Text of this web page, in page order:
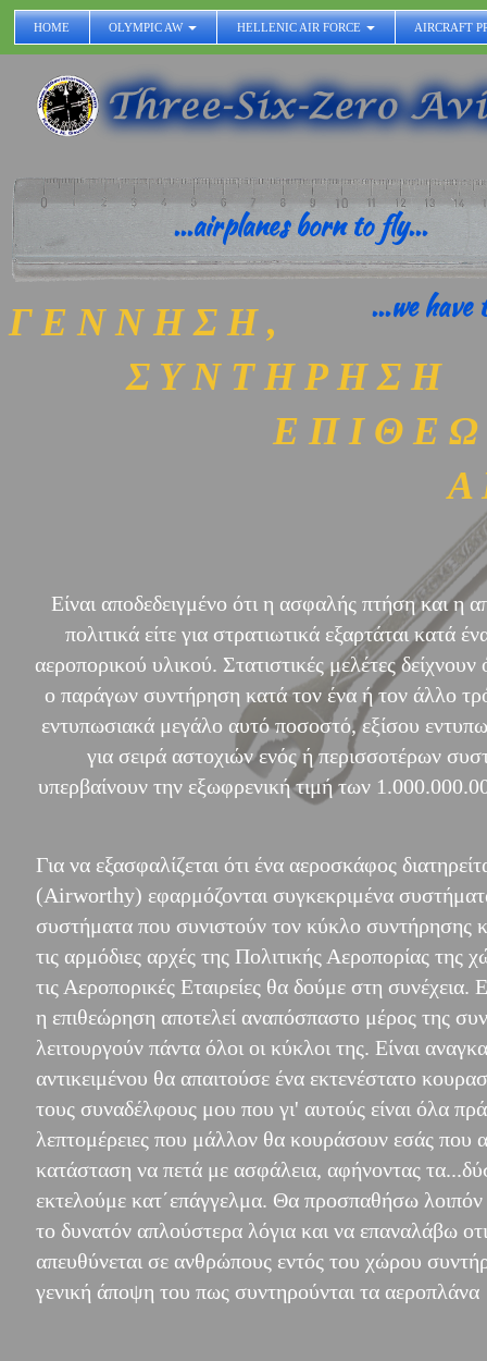
HOME OLYMPIC AW HELLENIC AIR FORCE AIRCRAFT
Γ Ε Ν Ν Η Σ Η ,
Σ Υ Ν Τ Η Ρ Η Σ Η
Ε Π Ι Θ Ε Ω Ρ
Α Ε Ρ Ο Σ
...airplanes born to fly...
...we
Είναι αποδεδειγμένο ότι η ασφαλής πτήση και η
πολιτικά είτε για στρατιωτικά εξαρτάται
αεροπορικού υλικού. Στατιστικές μελέτες
ο παράγων συντήρηση κατά τον ένα ή τον άλλο
εντυπωσιακά μεγάλο αυτό ποσοστό, εξίσου
για σειρά αστοχιών ενός ή περισσοτέρων
υπερβαίνουν την εξωφρενική τιμή των
​Για να εξασφαλίζεται ότι ένα αεροσκάφος
(Airworthy) εφαρμόζονται συγκεκριμένα
συστήματα που συνιστούν τον κύκλο συντήρησης
τις αρμόδιες αρχές της Πολιτικής Αεροπορίας
τις Αεροπορικές Εταιρείες θα δούμε στη
η επιθεώρηση αποτελεί αναπόσπαστο μέρος της
λειτουργούν πάντα όλοι οι κύκλοι της. Είναι
αντικειμένου θα απαιτούσε ένα εκτενέστατο
τους συναδέλφους μου που γι' αυτούς είναι όλα
λεπτομέρειες που μάλλον θα κουράσουν εσάς που
κατάσταση να πετά με ασφάλεια, αφήνοντας
εκτελούμε κατ΄επάγγελμα. Θα προσπαθήσω λοιπόν
το δυνατόν απλούστερα λόγια και να επαναλάβω
απευθύνεται σε ανθρώπους εντός του χώρου
γενική άποψη του πως συντηρούνται τα αεροπλάνα